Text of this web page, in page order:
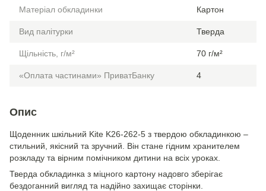
Матеріал обкладинки Картон
Вид палітурки Тверда
Щільність, г/м² 70 г/м²
«Оплата частинами» ПриватБанку 4
Опис
Щоденник шкільний Kite K26-262-5 з твердою обкладинкою –
стильний, якісний та зручний. Він стане гідним хранителем
розкладу та вірним помічником дитини на всіх уроках.
Тверда обкладинка з міцного картону надовго зберігає
бездоганний вигляд та надійно захищає сторінки.